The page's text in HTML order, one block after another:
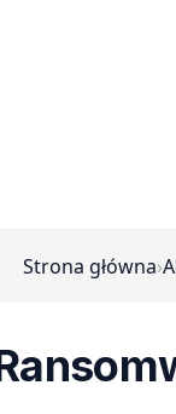
Strona główna›